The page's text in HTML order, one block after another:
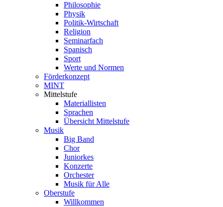
Philosophie
Physik
Politik-Wirtschaft
Religion
Seminarfach
Spanisch
Sport
Werte und Normen
Förderkonzept
MINT
Mittelstufe
Materiallisten
Sprachen
Übersicht Mittelstufe
Musik
Big Band
Chor
Juniorkes
Konzerte
Orchester
Musik für Alle
Oberstufe
Willkommen